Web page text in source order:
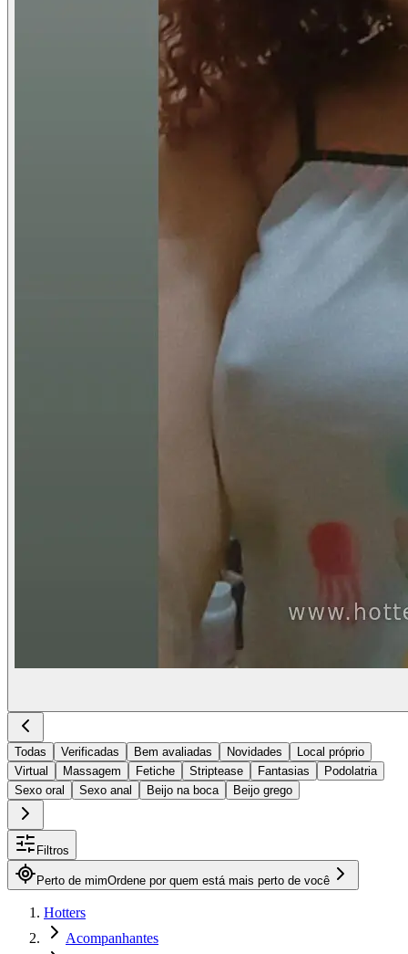
Todas Verificadas Bem avaliadas Novidades
Local próprio
Virtual
Massagem Fetiche Striptease Fantasias
Podolatria
Sexo oral
Sexo anal Beijo na boca Beijo grego
Filtros
Perto de mimOrdene por quem está mais perto de você
Hotters
Acompanhantes